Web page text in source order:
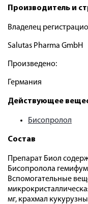
Производитель и
Владелец
Salutas Pharma GmbH
Произведено:
Германия
Действующее
Бисопролол
Состав
Препарат Биол
Бисопролола
Вспомогательные
мг, крахмал